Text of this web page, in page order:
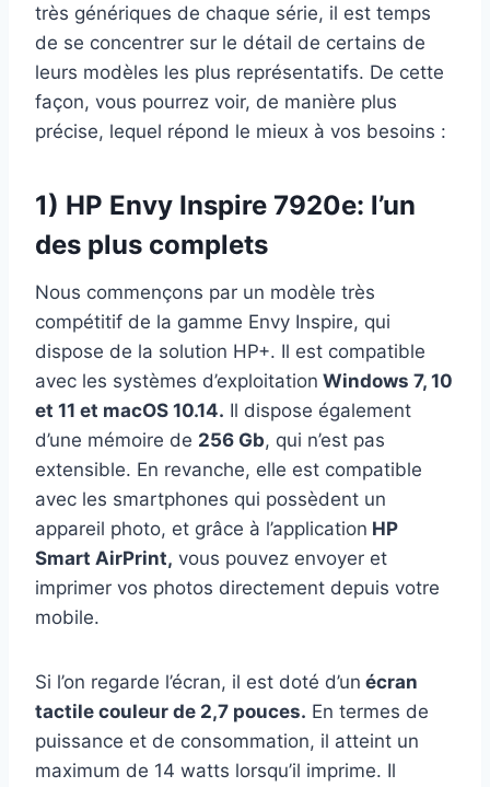
très génériques de chaque série, il est temps
de se concentrer sur le détail de certains de
leurs modèles les plus représentatifs. De cette
façon, vous pourrez voir, de manière plus
précise, lequel répond le mieux à vos besoins :
1) HP Envy Inspire 7920e: l’un
des plus complets
Nous commençons par un modèle très
compétitif de la gamme Envy Inspire, qui
dispose de la solution HP+. Il est compatible
avec les systèmes d’exploitation Windows 7, 10
et 11 et macOS 10.14. Il dispose également
d’une mémoire de 256 Gb, qui n’est pas
extensible. En revanche, elle est compatible
avec les smartphones qui possèdent un
appareil photo, et grâce à l’application HP
Smart AirPrint, vous pouvez envoyer et
imprimer vos photos directement depuis votre
mobile.
Si l’on regarde l’écran, il est doté d’un écran
tactile couleur de 2,7 pouces. En termes de
puissance et de consommation, il atteint un
maximum de 14 watts lorsqu’il imprime. Il